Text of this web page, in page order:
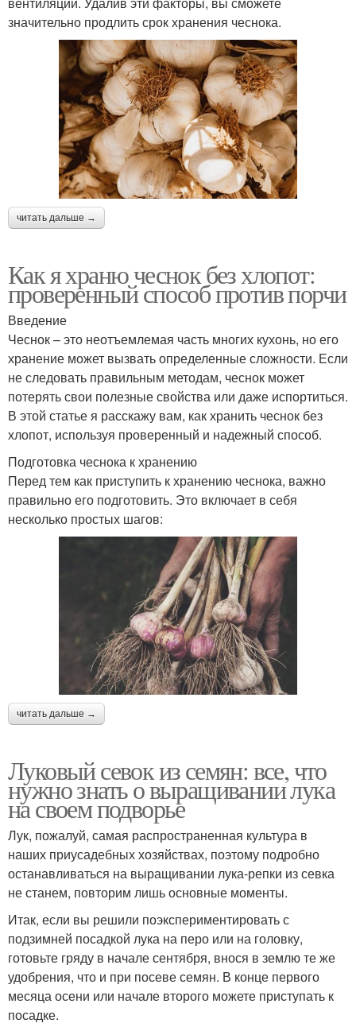
значительно продлить срок хранения чеснока.
читать дальше →
Как я храню чеснок без хлопот:
проверенный способ против порчи
Введение
Чеснок – это неотъемлемая часть многих кухонь, но его
хранение может вызвать определенные сложности. Если
не следовать правильным методам, чеснок может
потерять свои полезные свойства или даже испортиться.
В этой статье я расскажу вам, как хранить чеснок без
хлопот, используя проверенный и надежный способ.
Подготовка чеснока к хранению
Перед тем как приступить к хранению чеснока, важно
правильно его подготовить. Это включает в себя
несколько простых шагов:
читать дальше →
Луковый севок из семян: все, что
нужно знать о выращивании лука
на своем подворье
Лук, пожалуй, самая распространенная культура в
наших приусадебных хозяйствах, поэтому подробно
останавливаться на выращивании лука-репки из севка
не станем, повторим лишь основные моменты.
Итак, если вы решили поэкспериментировать с
подзимней посадкой лука на перо или на головку,
готовьте гряду в начале сентября, внося в землю те же
удобрения, что и при посеве семян. В конце первого
месяца осени или начале второго можете приступать к
посадке.